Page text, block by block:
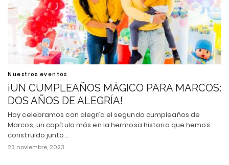
Nuestros eventos
¡UN CUMPLEAÑOS MÁGICO PARA MARCOS:
DOS AÑOS DE ALEGRÍA!
Hoy celebramos con alegría el segundo cumpleaños de
Marcos, un capítulo más en la hermosa historia que hemos
construido junto…
23 noviembre, 2023